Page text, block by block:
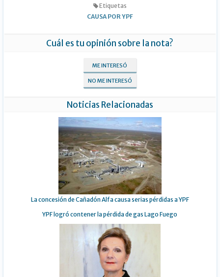
Etiquetas
CAUSA POR YPF
Cuál es tu opinión sobre la nota?
ME INTERESÓ
NO ME INTERESÓ
Noticias Relacionadas
La concesión de Cañadón Alfa causa serias pérdidas a YPF
YPF logró contener la pérdida de gas Lago Fuego